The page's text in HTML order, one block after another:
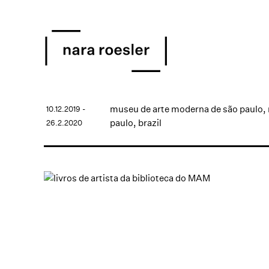
museu de arte moderna de são
paulo, brazil
10.12.2019 -
26.2.2020